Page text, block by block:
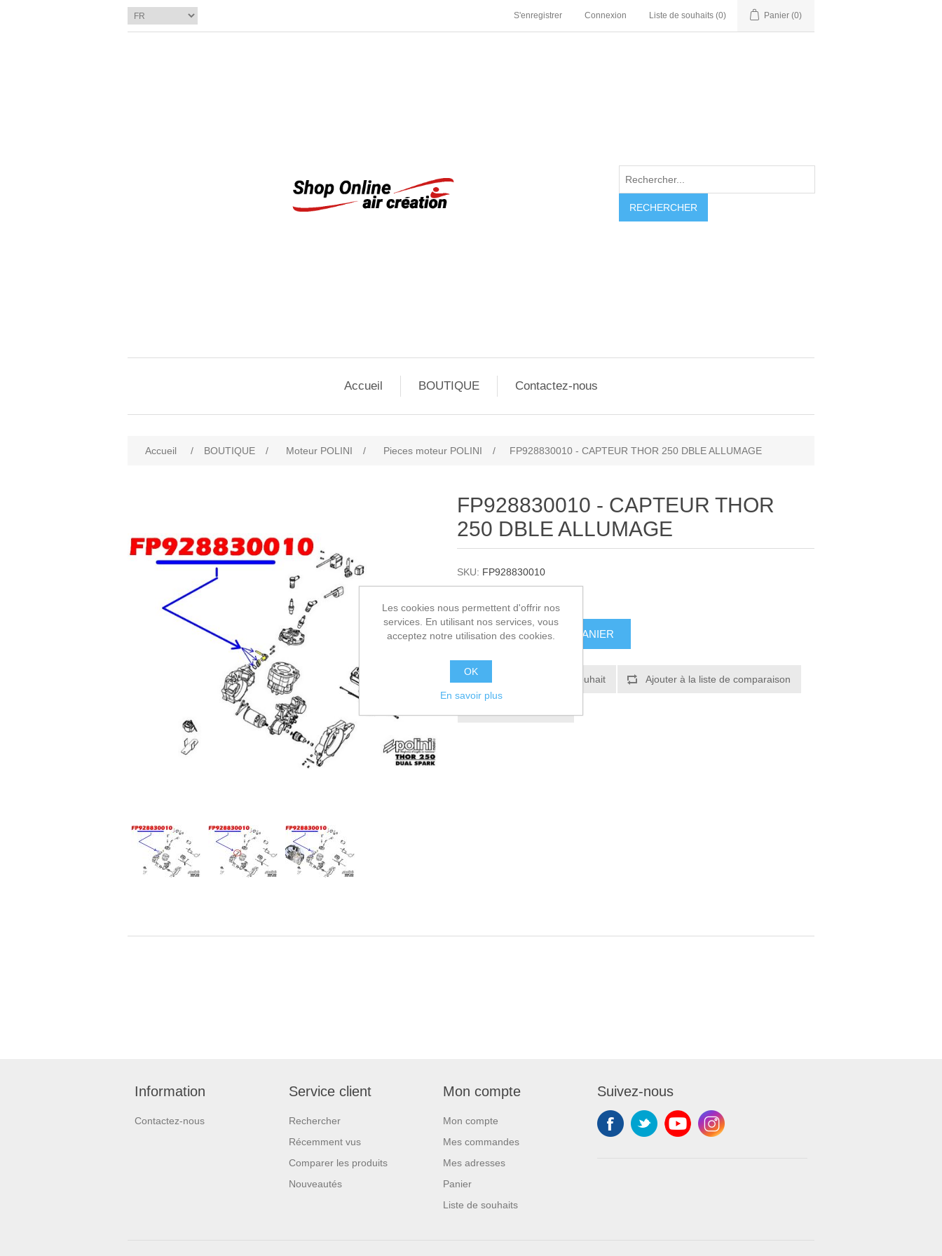
S'enregistrer Connexion Liste de souhaits (0) Panier (0)
RECHERCHER
Accueil BOUTIQUE Contactez-nous
Accueil / BOUTIQUE / Moteur POLINI / Pieces moteur POLINI / FP928830010 - CAPTEUR THOR 250 DBLE ALLUMAGE
FP928830010 - CAPTEUR THOR
250 DBLE ALLUMAGE
SKU: FP928830010
AJOUTER AU PANIER
Ajouter à la liste de souhait Ajouter à la liste de comparaison
Information
Contactez-nous
Service client
Rechercher
Récemment vus
Comparer les produits
Nouveautés
Mon compte
Mon compte
Mes commandes
Mes adresses
Panier
Liste de souhaits
Suivez-nous
Les cookies nous permettent d'offrir nos
services. En utilisant nos services, vous
acceptez notre utilisation des cookies.
OK
En savoir plus